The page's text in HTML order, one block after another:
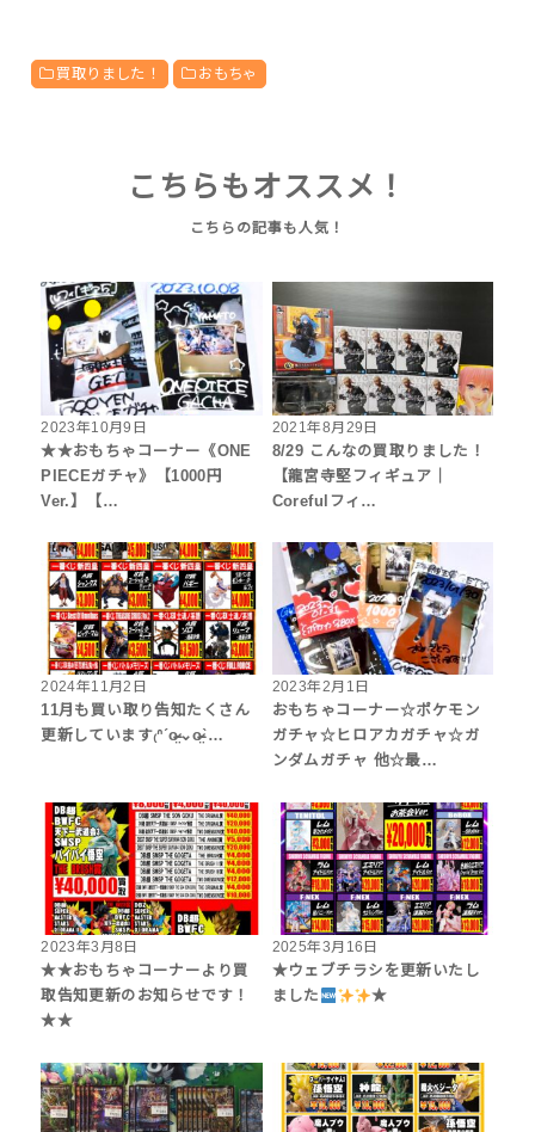
買取りました！ おもちゃ
こちらもオススメ！
2023年10月9日
★★おもちゃコーナー《ONE
PIECEガチャ》【1000円
Ver.】【…
2021年8月29日
8/29 こんなの買取りました！
【龍宮寺堅フィギュア｜
Corefulフィ…
2024年11月2日
11月も買い取り告知たくさん
更新しています₍ᐢˊo̴̶̷̤⌄o̴̶̷̤ˋ…
2023年2月1日
おもちゃコーナー☆ポケモン
ガチャ☆ヒロアカガチャ☆ガ
ンダムガチャ 他☆最…
2023年3月8日
★★おもちゃコーナーより買
取告知更新のお知らせです！
★★
2025年3月16日
★ウェブチラシを更新いたし
ました
★